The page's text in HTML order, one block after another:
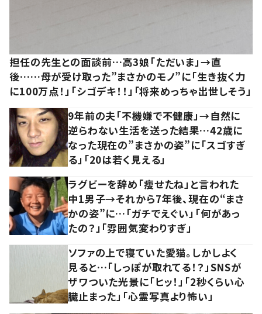
担任の先生との面談前…高3娘「ただいま」→直
後……母が受け取った”まさかのモノ”に「生き抜く力
に100万点！」「シゴデキ！！」「将来めっちゃ出世しそう」
9年前の夫「不機嫌で不健康」→自然に
逆らわない生活を送った結果…42歳に
なった現在の”まさかの姿”に「スゴすぎ
る」「20は若く見える」
ラグビーを辞め「痩せたね」と言われた
中1男子→それから7年後、現在の“まさ
かの姿”に…「ガチでえぐい」「何があっ
たの？」「雰囲気変わりすぎ」
ソファの上で寝ていた愛猫。しかしよく
見ると…「しっぽが取れてる！？」SNSが
ザワついた光景に「ヒッ！」「2秒くらい心
臓止まった」「心霊写真より怖い」